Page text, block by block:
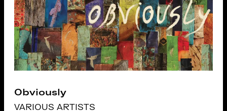
Obviously
VARIOUS ARTISTS